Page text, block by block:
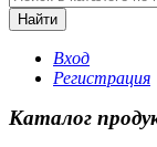
Найти
Вход
Регистрация
Каталог